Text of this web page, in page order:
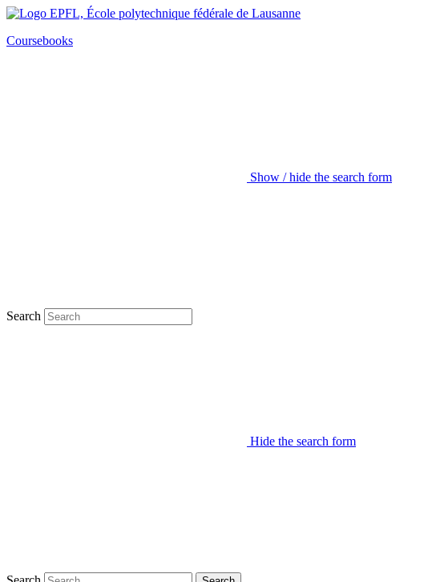
Coursebooks
Show / hide the search form
Search
Hide the search form